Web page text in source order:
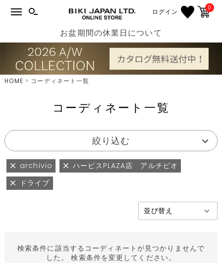
ログイン 0
お盆期間の休業日について
HOME コーディネート一覧
コーディネート一覧
絞り込む
archivio
ハービスPLAZA店 アルチビオ
ドライブ
検索条件に該当するコーディネートが見つかりませんで
した。 検索条件を変更してください。